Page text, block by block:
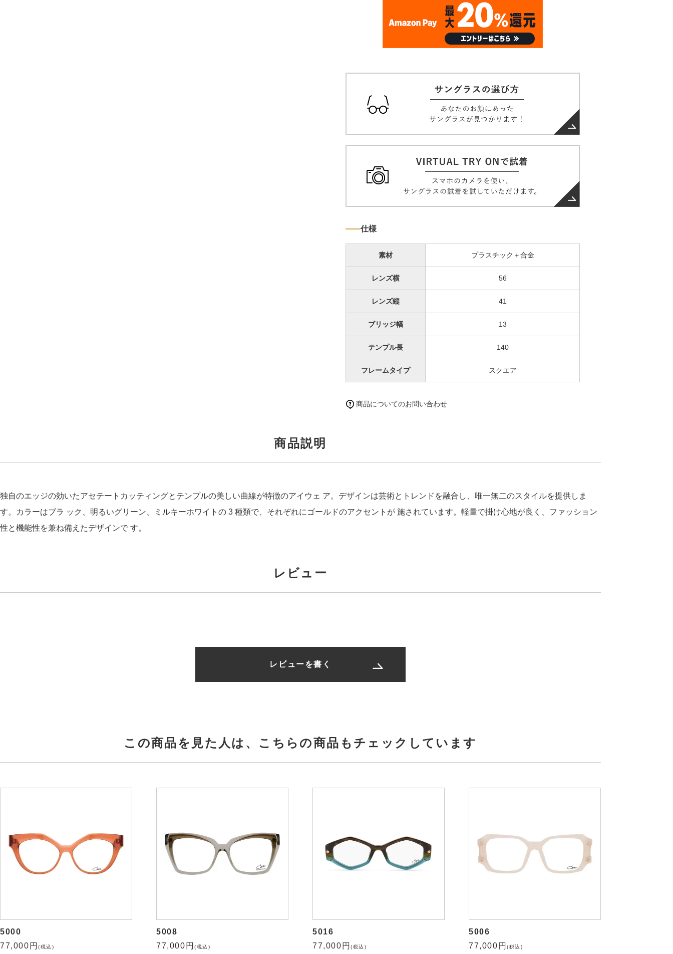
仕様
素材 プラスチック＋合金
レンズ横 56
レンズ縦 41
ブリッジ幅 13
テンプル長 140
フレームタイプ スクエア
商品についてのお問い合わせ
商品説明
独自のエッジの効いたアセテートカッティングとテンプルの美しい曲線が特徴のアイウェ ア。デザインは芸術とトレンドを融合し、唯一無二のスタイルを提供しま
す。カラーはブラ ック、明るいグリーン、ミルキーホワイトの 3 種類で、それぞれにゴールドのアクセントが 施されています。軽量で掛け心地が良く、ファッション
性と機能性を兼ね備えたデザインで す。
レビュー
レビューを書く
この商品を見た人は、 こちらの商品もチェックしています
5000
77,000円(税込)
5008
77,000円(税込)
5016
77,000円(税込)
5006
77,000円(税込)